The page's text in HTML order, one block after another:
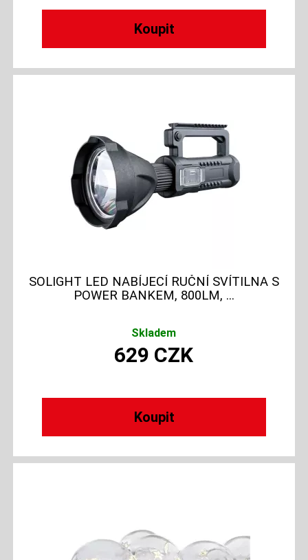
SOLIGHT LED NABÍJECÍ RUČNÍ SVÍTILNA S
POWER BANKEM, 800LM, ...
Skladem
629 CZK